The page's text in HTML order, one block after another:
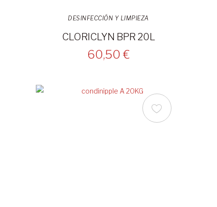
DESINFECCIÓN Y LIMPIEZA
CLORICLYN BPR 20L
60,50 €